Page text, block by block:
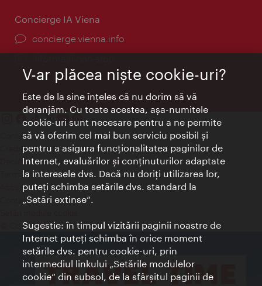
Concierge IA Viena
concierge.vienna.info
Contact
Credits
Declaraţie privind protecţia datelor
Terms of Use
Accesibilitate
Contact presa
© Copyright Wien Tourismus
V-ar plăcea nişte cookie-uri?
Este de la sine înţeles că nu dorim să vă
deranjăm. Cu toate acestea, aşa-numitele
cookie-uri sunt necesare pentru a ne permite
să vă oferim cel mai bun serviciu posibil şi
pentru a asigura funcţionalitatea paginilor de
Internet, evaluărilor şi conţinuturilor adaptate
la interesele dvs. Dacă nu doriţi utilizarea lor,
puteţi schimba setările dvs. standard la
„Setări extinse“.
Sugestie: în timpul vizitării paginii noastre de
Internet puteţi schimba în orice moment
setările dvs. pentru cookie-uri, prin
intermediul linkului „Setările modulelor
cookie“ din subsol, de la sfârşitul paginii de